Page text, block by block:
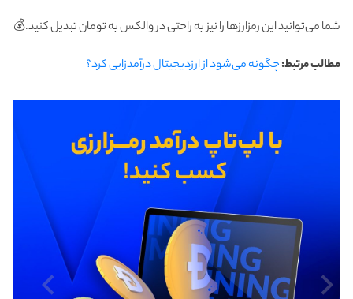
‌شما می‌توانید این رمزارزها را نیز به راحتی در والکس به تومان تبدیل کنید.💰
مطالب مرتبط:چگونه می‌شود از ارزدیجیتال درآمدزایی کرد؟